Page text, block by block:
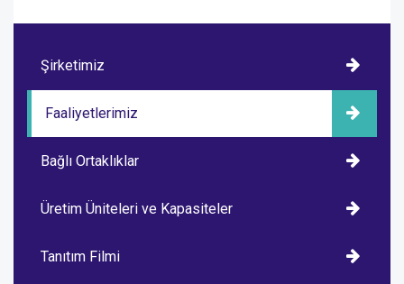
Şirketimiz
Faaliyetlerimiz
Bağlı Ortaklıklar
Üretim Üniteleri ve Kapasiteler
Tanıtım Filmi